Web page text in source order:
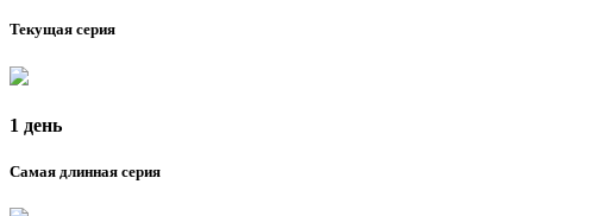
Текущая серия
1 день
Самая длинная серия